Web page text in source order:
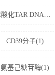
磷酸化TAR DNA结合蛋白43(1)
CD39分子(1)
氨基己糖苷酶(1)